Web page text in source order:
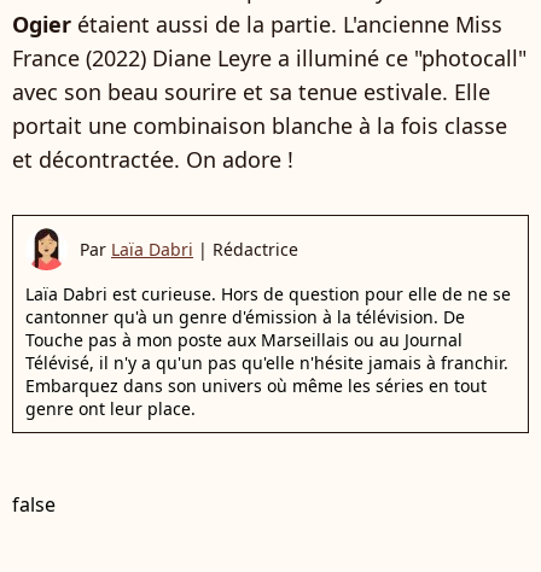
Ogier étaient aussi de la partie. L'ancienne Miss
France (2022) Diane Leyre a illuminé ce "photocall"
avec son beau sourire et sa tenue estivale. Elle
portait une combinaison blanche à la fois classe
et décontractée. On adore !
Par Laïa Dabri | Rédactrice
Laïa Dabri est curieuse. Hors de question pour elle de ne se
cantonner qu'à un genre d'émission à la télévision. De
Touche pas à mon poste aux Marseillais ou au Journal
Télévisé, il n'y a qu'un pas qu'elle n'hésite jamais à franchir.
Embarquez dans son univers où même les séries en tout
genre ont leur place.
false